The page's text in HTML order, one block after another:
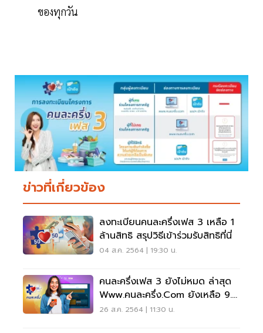
ของทุกวัน
ข่าวที่เกี่ยวข้อง
ลงทะเบียนคนละครึ่งเฟส 3 เหลือ 1
ล้านสิทธิ สรุปวิธีเข้าร่วมรับสิทธิที่นี่
04 ส.ค. 2564 | 19:30 น.
คนละครึ่งเฟส 3 ยังไม่หมด ล่าสุด
Www.คนละครึ่ง.com ยังเหลือ 9.8
แสนสิทธิ
26 ส.ค. 2564 | 11:30 น.